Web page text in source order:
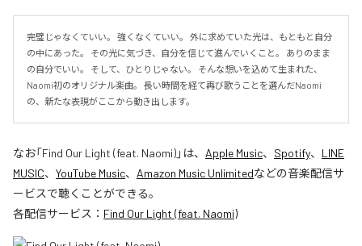
完璧じゃなくていい。 強くなくていい。 外に求めていた光は、もともと自分
の中にあった。 その光に気づき、自分を信じて進んでいくこと。 ありのまま
の自分でいい。 そして、ひとりじゃない。 そんな想いを込めて生まれた、
Naomi初のオリジナル楽曲。 長い時間を経て再び歌うことを選んだNaomi
の、新たな表現がここから動き出します。
なお「Find Our Light (feat. Naomi)」は、 Apple Music、 Spotify、 LINE
MUSIC、 YouTube Music、 Amazon Music Unlimitedなどの音楽配信サ
ービスで聴くことができる。
各配信サービス： Find Our Light (feat. Naomi)